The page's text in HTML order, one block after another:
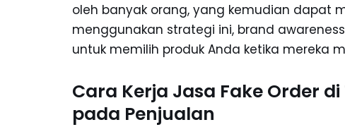
oleh banyak orang, yang kemudian dapat
menggunakan strategi ini, brand
untuk memilih produk Anda ketika mereka
Cara Kerja Jasa Fake Order
pada Penjualan